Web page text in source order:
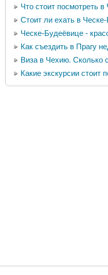
Что стоит посмотреть
Стоит ли ехать в
Ческе-Будеёвице -
Как съездить в Прагу
Виза в Чехию. Сколько
Какие экскурсии стоит